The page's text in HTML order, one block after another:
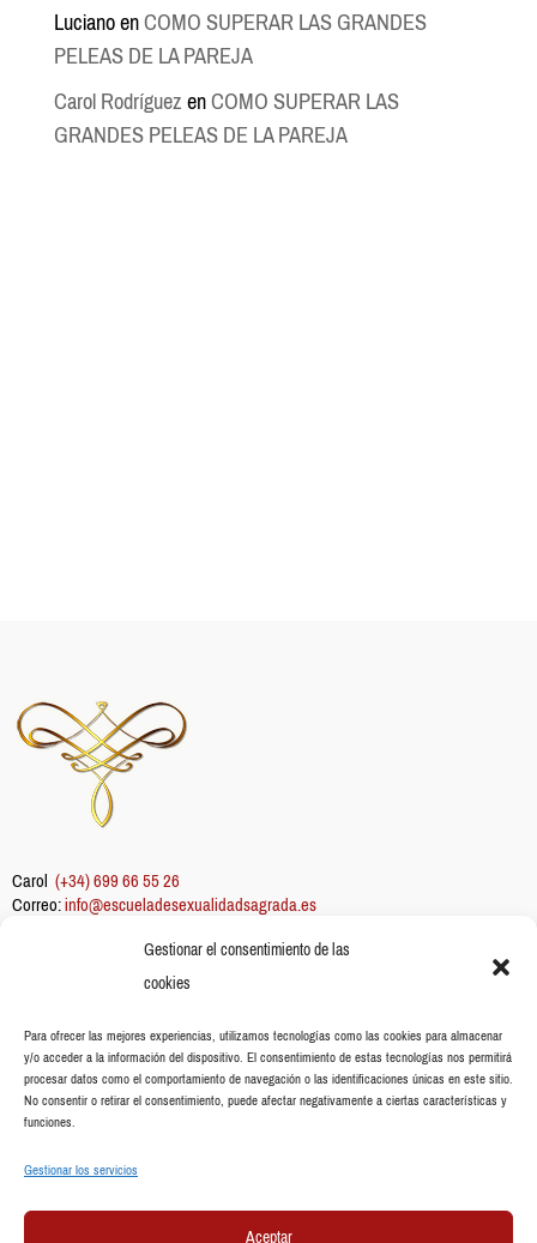
Gestionar el consentimiento de las
cookies
Para ofrecer las mejores experiencias, utilizamos tecnologías como las cookies para almacenar
y/o acceder a la información del dispositivo. El consentimiento de estas tecnologías nos permitirá
procesar datos como el comportamiento de navegación o las identificaciones únicas en este sitio.
No consentir o retirar el consentimiento, puede afectar negativamente a ciertas características y
funciones.
Gestionar los servicios
Aceptar
LucianoenCOMO SUPERAR LAS GRANDES
PELEAS DE LA PAREJA
Carol RodríguezenCOMO SUPERAR LAS
GRANDES PELEAS DE LA PAREJA
Carol (+34) 699 66 55 26
Correo:info@escueladesexualidadsagrada.es
Escuela
Aceites esenciales
Blog